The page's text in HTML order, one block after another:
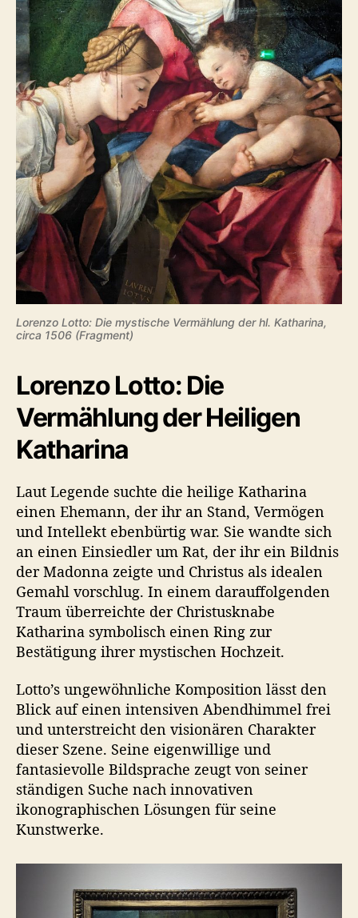
Lorenzo Lotto: Die mystische Vermählung der hl. Katharina,
circa 1506 (Fragment)
Lorenzo Lotto: Die
Vermählung der Heiligen
Katharina
Laut Legende suchte die heilige Katharina
einen Ehemann, der ihr an Stand, Vermögen
und Intellekt ebenbürtig war. Sie wandte sich
an einen Einsiedler um Rat, der ihr ein Bildnis
der Madonna zeigte und Christus als idealen
Gemahl vorschlug. In einem darauffolgenden
Traum überreichte der Christusknabe
Katharina symbolisch einen Ring zur
Bestätigung ihrer mystischen Hochzeit.
Lotto’s ungewöhnliche Komposition lässt den
Blick auf einen intensiven Abendhimmel frei
und unterstreicht den visionären Charakter
dieser Szene. Seine eigenwillige und
fantasievolle Bildsprache zeugt von seiner
ständigen Suche nach innovativen
ikonographischen Lösungen für seine
Kunstwerke.